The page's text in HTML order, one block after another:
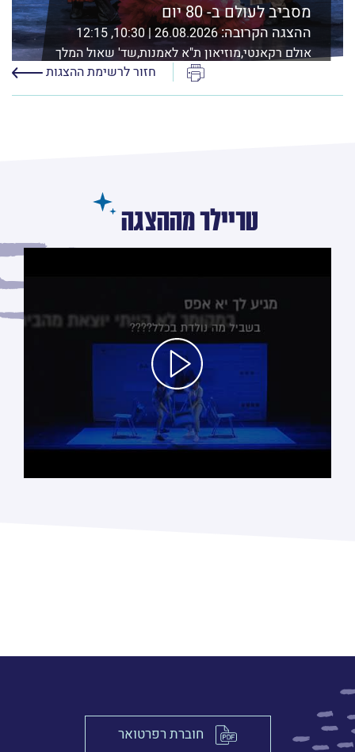
מסביב לעולם ב- 80 יום
ההצגה הקרובה:26.08.2026 | 10:30, 12:15
אולם רקאנטי,מוזיאון ת"א לאמנות,שד' שאול המלך
לפרטים נוספים ורכישה
חזור לרשימת ההצגות
טריילר מההצגה
חוברת רפרטואר